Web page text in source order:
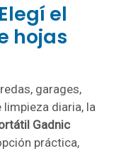
el
hojas
garages,
diaria, la
Gadnic
práctica,